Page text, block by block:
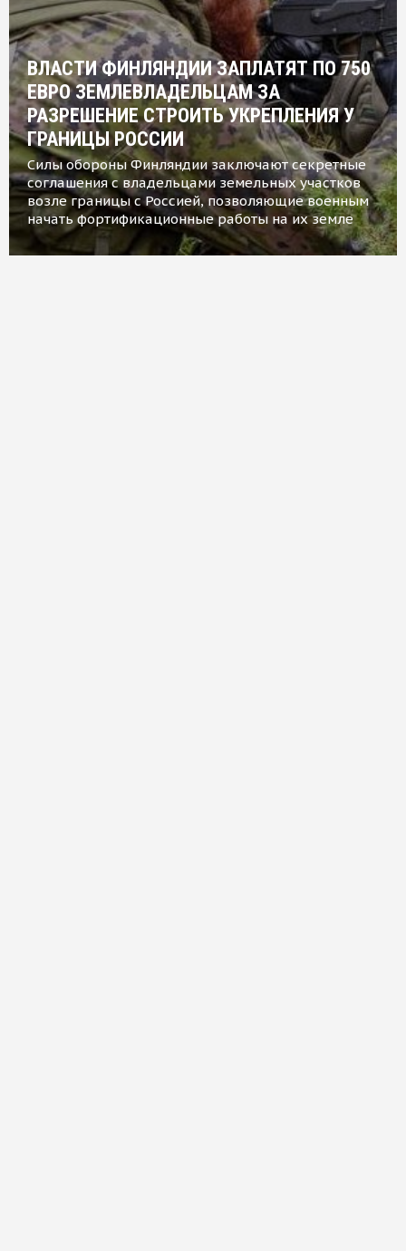
ВЛАСТИ ФИНЛЯНДИИ ЗАПЛАТЯТ ПО 750
ЕВРО ЗЕМЛЕВЛАДЕЛЬЦАМ ЗА
РАЗРЕШЕНИЕ СТРОИТЬ УКРЕПЛЕНИЯ У
ГРАНИЦЫ РОССИИ
Силы обороны Финляндии заключают секретные
соглашения с владельцами земельных участков
возле границы с Россией, позволяющие военным
начать фортификационные работы на их земле